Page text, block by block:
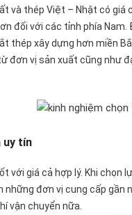
và thép Việt – Nhật có
đối với các tỉnh phía
thép xây dựng hơn miền
đơn vị sản xuất cũng như
uy tín
giá cả hợp lý. Khi chọn
những đơn vị cung cấp
vận chuyển nữa.